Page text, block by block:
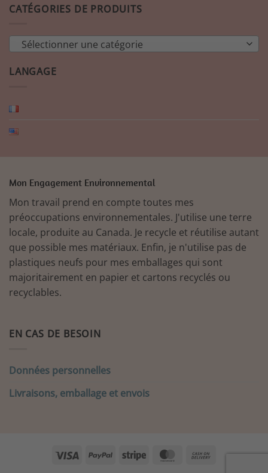
CATÉGORIES DE PRODUITS
Sélectionner une catégorie
LANGAGE
Mon Engagement Environnemental
Mon travail prend en compte toutes mes
préoccupations environnementales. J'utilise une terre
locale, produite au Canada. Je recycle et réutilise autant
que possible mes matériaux. Enfin, je n'utilise pas de
plastiques neufs pour mes emballages qui sont
majoritairement en papier et cartons recyclés ou
recyclables.
EN CAS DE BESOIN
Données personnelles
Livraisons, emballage et envois
Visa PayPal Stripe MasterCard